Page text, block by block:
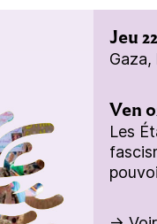
Jeu
Ven
Les